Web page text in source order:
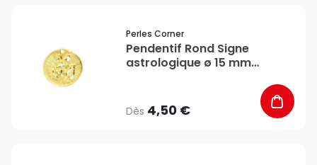
Perles Corner
Pendentif Rond Signe
astrologique ø 15 mm
Dès 4,50 €